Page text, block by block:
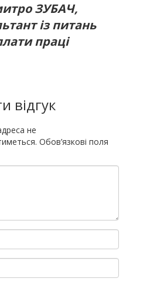
ЗУБАЧ,
із питань
праці
відгук
не
Обов’язкові поля